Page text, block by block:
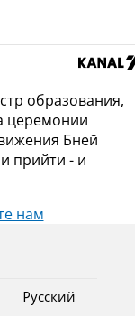
образования,
церемонии
Бней
прийти - и
нам
Pусский